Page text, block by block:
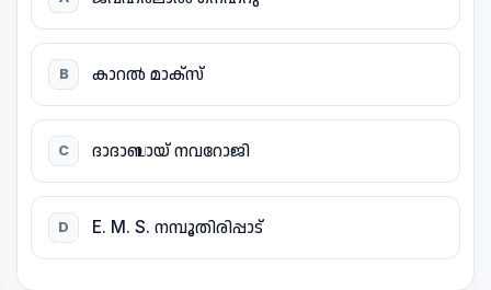
B കാറൽ മാക്സ്
C ദാദാബായ് നവറോജി
D E. M. S. നമ്പൂതിരിപ്പാട്